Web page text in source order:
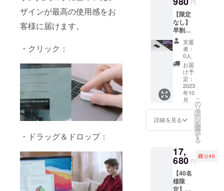
ザインが最高の使用感をお
客様に届けます。
・クリック：
・ドラッグ＆ドロップ：
ますよう、
心よりお願
い申し上げ
ます。
内容
物：
「Zero
Mouse
SE」本
体（白
黒色）
×1 USB
Type-C
to USB-
A充電
ケーブ
ル×1 日
本語取
扱説明
円
【限定
なし】
早割
20％OF
F！
「Zero
Mouse
SE」×1
一般販
売予定
価格：
13,816
円（税
込） ※
送料無
料（日
限定）
内容
物：
「Zero
Mouse
支援
者：
0人
お届
け予
定：
2023
年10
月
詳細を見る
こ
の
リ
タ
ー
ン
を
選
択
す
る
17,
680 円
残り40
【40名
様限
定】超